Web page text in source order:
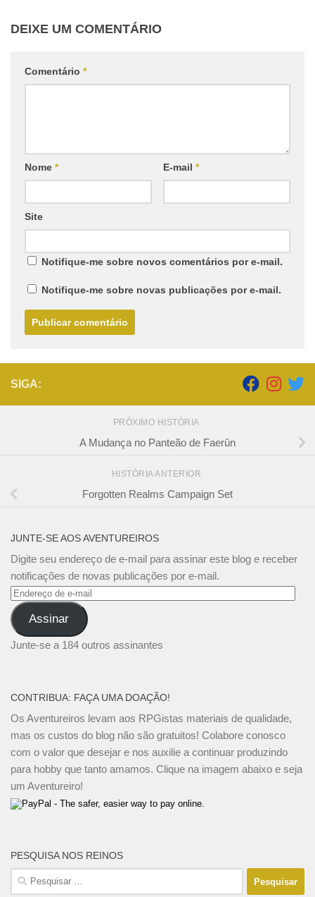
DEIXE UM COMENTÁRIO
Comentário *
Nome * E-mail *
Site
Notifique-me sobre novos comentários por e-mail.
Notifique-me sobre novas publicações por e-mail.
SIGA:
PRÓXIMO HISTÓRIA
A Mudança no Panteão de Faerûn
HISTÓRIA ANTERIOR
Forgotten Realms Campaign Set
JUNTE-SE AOS AVENTUREIROS
Digite seu endereço de e-mail para assinar este blog e receber
notificações de novas publicações por e-mail.
Endereço
de
e-
mail
Assinar
Junte-se a 184 outros assinantes
CONTRIBUA: FAÇA UMA DOAÇÃO!
Os Aventureiros levam aos RPGistas materiais de qualidade,
mas os custos do blog não são gratuitos! Colabore conosco
com o valor que desejar e nos auxilie a continuar produzindo
para hobby que tanto amamos. Clique na imagem abaixo e seja
um Aventureiro!
PESQUISA NOS REINOS
Pesquisar
por: